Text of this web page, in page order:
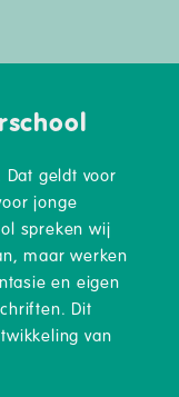
geldt voor
jonge
spreken wij
maar werken
en eigen
Dit
van